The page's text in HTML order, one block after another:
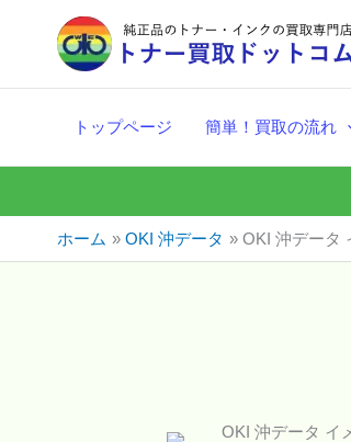
プ
トップページ 簡単！買取の流れ
ホーム OKI 沖データ OKI 沖データ